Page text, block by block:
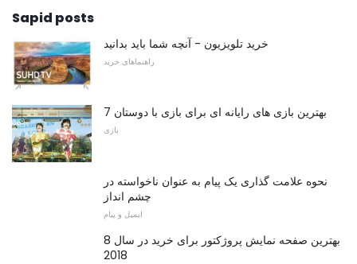
Sapid posts
خرید تلویزیون - آنچه شما باید بدانید
راهنماهای خرید
7 بهترین بازی های رایانه ای برای بازی با دوستان
بازی
نحوه علامت گذاری یک پیام به عنوان ناخواسته در
چشم انداز
ایمیل و پیام
8 بهترین صفحه نمایش پروژکتور برای خرید در سال
2018